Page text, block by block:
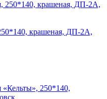
крашеная, ДП-2А,